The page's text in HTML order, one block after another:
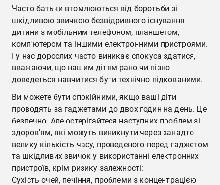
Часто батьки втомлюються від боротьби зі
шкідливою звичкою безвідривного існування
дитини з мобільним телефоном, планшетом,
комп'ютером та іншими електронними пристроями.
І у нас дорослих часто виникає спокуса здатися,
вважаючи, що нашим дітям рано чи пізно
доведеться навчитися бути технічно підкованими.
Ви можете бути спокійними, якщо ваші діти
проводять за гаджетами до двох годин на день. Це
безпечно. Але остерігайтеся наступних проблем зі
здоров'ям, які можуть виникнути через занадто
велику кількість часу, проведеного перед гаджетом
та шкідливих звичок у використанні електронних
пристроїв, крім ризику залежності:
Сухість очей, печіння, проблеми з концентрацією